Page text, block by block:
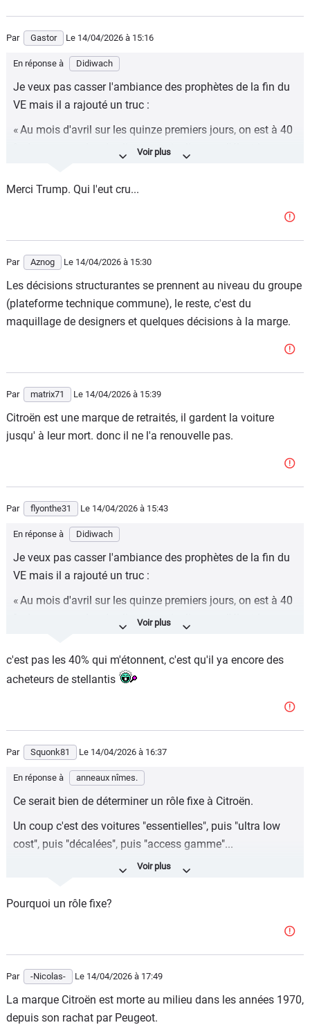
Par Gastor Le 14/04/2026 à 15:16
En réponse à Didiwach
Je veux pas casser l'ambiance des prophètes de la fin du
VE mais il a rajouté un truc :
« Au mois d'avril sur les quinze premiers jours, on est à 40
% de commandes de clients particuliers sur l'électrique »
https://www.capital.fr/entreprises-marches/stellantis-les-
Merci Trump. Qui l'eut cru...
Par Aznog Le 14/04/2026 à 15:30
Les décisions structurantes se prennent au niveau du groupe
(plateforme technique commune), le reste, c'est du
maquillage de designers et quelques décisions à la marge.
Par matrix71 Le 14/04/2026 à 15:39
Citroën est une marque de retraités, il gardent la voiture
jusqu' à leur mort. donc il ne l'a renouvelle pas.
Par flyonthe31 Le 14/04/2026 à 15:43
En réponse à Didiwach
Je veux pas casser l'ambiance des prophètes de la fin du
VE mais il a rajouté un truc :
« Au mois d'avril sur les quinze premiers jours, on est à 40
% de commandes de clients particuliers sur l'électrique »
https://www.capital.fr/entreprises-marches/stellantis-les-
vehicules-electriques-plebiscites-selon-citroen-40-de-
c'est pas les 40% qui m'étonnent, c'est qu'il ya encore des
acheteurs de stellantis
Par Squonk81 Le 14/04/2026 à 16:37
En réponse à anneaux nîmes.
Ce serait bien de déterminer un rôle fixe à Citroën.
Un coup c'est des voitures "essentielles", puis "ultra low
cost", puis "décalées", puis "access gamme"...
Ca devient illisible et surtout compliqué d'expliquer que
Surtout quand les noms se ressemble en se différenciant
Pourquoi un rôle fixe?
Par -Nicolas- Le 14/04/2026 à 17:49
La marque Citroën est morte au milieu dans les années 1970,
depuis son rachat par Peugeot.